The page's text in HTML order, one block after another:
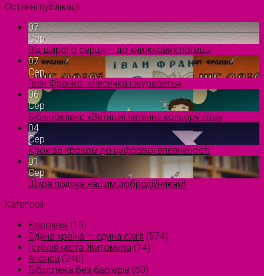
Останні публікації
07
Сер
Від щирого серця — до книжкових полиць!
07
Сер
Іван Франко. «Лисичка і журавель»
06
Сер
Бібліорелакс «Затишні читання кольору літа»
04
Сер
Крок за кроком до цифрової впевненості
01
Сер
Щира подяка нашим добродійникам!
Категорії
Євроквіз (15)
Єдина країна — єдина сім’я (574)
Історія міста Житомира (14)
Анонси (240)
Бібліотека без бар'єрів (60)